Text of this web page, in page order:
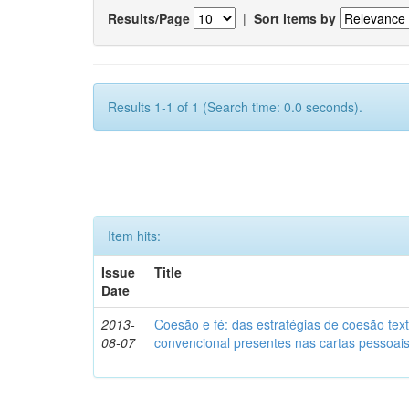
Results/Page | Sort items by
Results 1-1 of 1 (Search time: 0.0 seconds).
Item hits:
Issue
Date
Title
2013-
08-07
Coesão e fé: das estratégias de coesão
convencional presentes nas cartas